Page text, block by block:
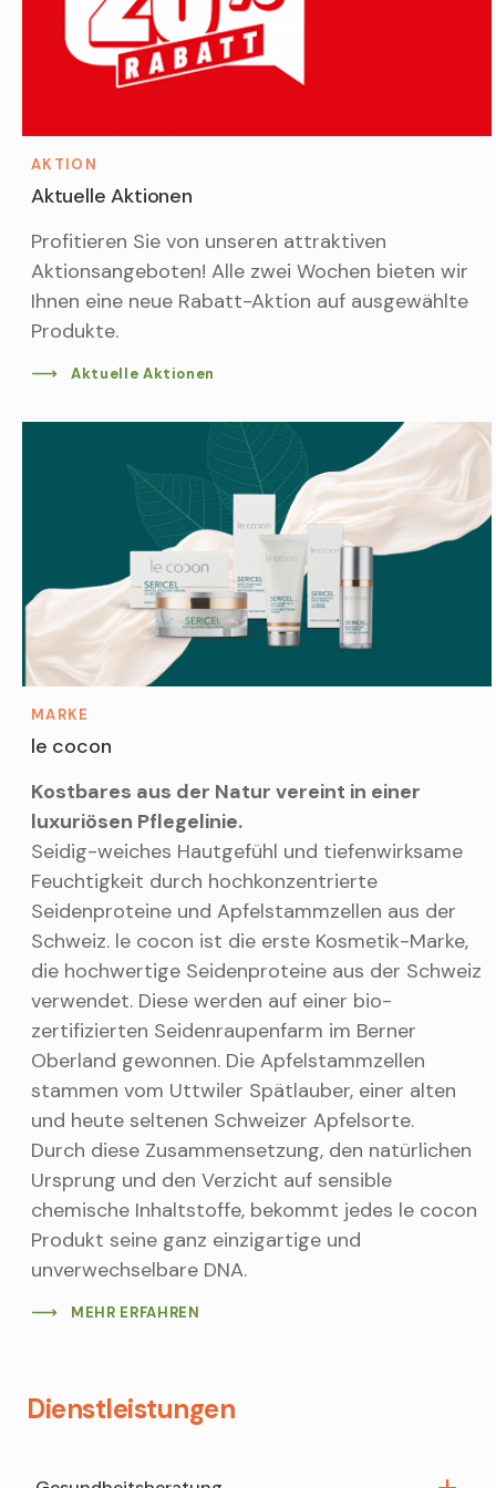
AKTION
Aktuelle Aktionen
Profitieren Sie von unseren attraktiven
Aktionsangeboten! Alle zwei Wochen bieten wir
Ihnen eine neue Rabatt-Aktion auf ausgewählte
Produkte.
Aktuelle Aktionen
MARKE
le cocon
Kostbares aus der Natur vereint in einer
luxuriösen Pflegelinie.
Seidig-weiches Hautgefühl und tiefenwirksame
Feuchtigkeit durch hochkonzentrierte
Seidenproteine und Apfelstammzellen aus der
Schweiz. le cocon ist die erste Kosmetik-Marke,
die hochwertige Seidenproteine aus der Schweiz
verwendet. Diese werden auf einer bio-
zertifizierten Seidenraupenfarm im Berner
Oberland gewonnen. Die Apfelstammzellen
stammen vom Uttwiler Spätlauber, einer alten
und heute seltenen Schweizer Apfelsorte.
Durch diese Zusammensetzung, den natürlichen
Ursprung und den Verzicht auf sensible
chemische Inhaltstoffe, bekommt jedes le cocon
Produkt seine ganz einzigartige und
unverwechselbare DNA.
MEHR ERFAHREN
Dienstleistungen